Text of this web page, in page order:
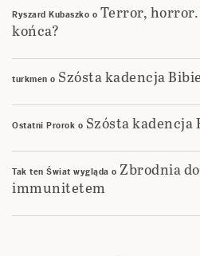
Ryszard Kubaszko o Terror, horror.
końca?
turkmen o Szósta kadencja
Ostatni Prorok o Szósta kadencja
Tak ten Świat wygląda o Zbrodnia
immunitetem